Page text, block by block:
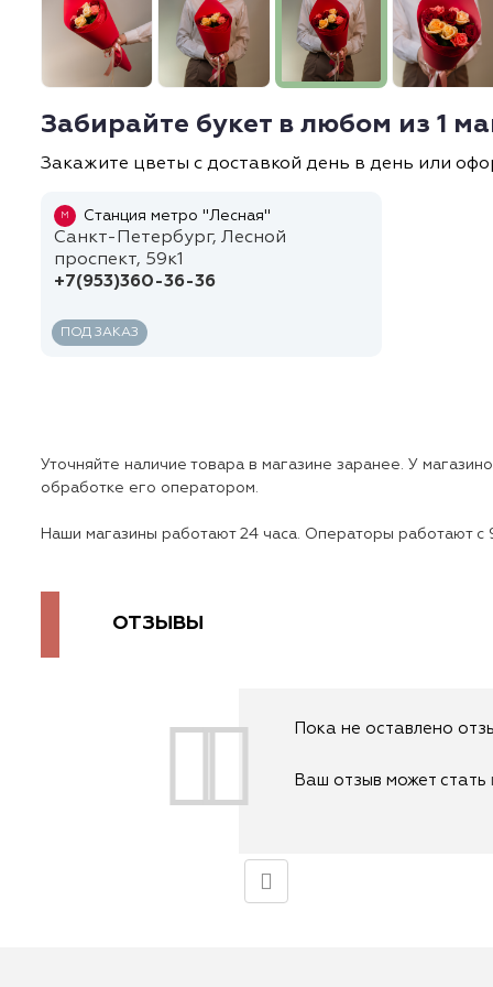
Забирайте букет в любом из 1
Закажите цветы с доставкой день в день или
М Станция метро "Лесная"
Санкт-Петербург, Лесной
проспект, 59к1
+7(953)360-36-36
ПОД ЗАКАЗ
Уточняйте наличие товара в магазине заранее. У
обработке его оператором.
Наши магазины работают 24 часа. Операторы работают с
ОТЗЫВЫ
Пока не оставлено
Ваш отзыв может стать